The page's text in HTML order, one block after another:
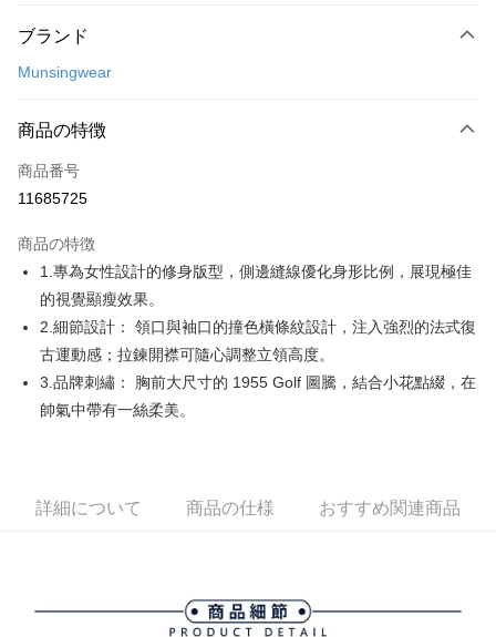
クレジットカード1回払い
LINE Pay
Apple Pay
Easy Wallet
AFTEE代金後払い
説明
一、 AFTEE代金後払いについて
1.お支払い方法でAFTEE代金後払いを選択すると、携帯電話認証ウィンド
ウが表示されます。
2.SMSで認証してお支払い手続を進めてください。
5.商品受け取り時のお支払いは不要です。商品を確かめてから、SMSまた
リをダウンロードして AFTEE 会員になるとお支払い期限を最長 45 日以内
ATM払い
配送方法
付款後全家取貨
ブランド
Munsingwear
商品の特徴
商品番号
11685725
商品の特徴
1.專為女性設計的修身版型，側邊縫線優化身形比例，展現極佳
的視覺顯瘦效果。
2.細節設計： 領口與袖口的撞色橫條紋設計，注入強烈的法式復
古運動感；拉鍊開襟可隨心調整立領高度。
3.品牌刺繡： 胸前大尺寸的 1955 Golf 圖騰，結合小花點綴，在
帥氣中帶有一絲柔美。
詳細について 商品の仕様 おすすめ関連商品